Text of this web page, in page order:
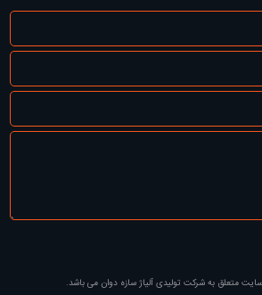
متعلق بهشرکت تولیدی آلیاژ سازه دوان می باشد.